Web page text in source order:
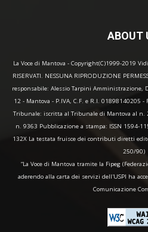
ABOUT
La Voce di Mantova - Copyright(C)1999-2019
RISERVATI. NESSUNA RIPRODUZIONE
responsabile: Alessio Tarpini Amministrazione,
12 - Mantova - P.IVA, C.F. e R.I. 01898140205
Tribunale: iscritta al Tribunale di Mantova al n.
n. 9363 Pubblicazione a stampa: ISSN 1594-
132X La testata fruisce dei contributi diretti
250/90)
“La Voce di Mantova tramite la Fipeg
aderendo alla carta dei servizi dell'USPI ha
Comunicazione